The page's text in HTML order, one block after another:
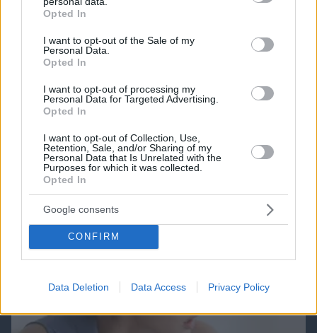
grant or deny consent to Google and its third-party tags to
use your data for below specified purposes in below Google
consent section.
Opted In
I want to opt-out of the Sale of my
Personal Data.
Opted In
I want to opt-out of processing my
Personal Data for Targeted Advertising.
Opted In
I want to opt-out of Collection, Use,
Retention, Sale, and/or Sharing of my
Personal Data that Is Unrelated with the
Purposes for which it was collected.
Opted In
Google consents
CONFIRM
Data Deletion Data Access Privacy Policy
Best of Network